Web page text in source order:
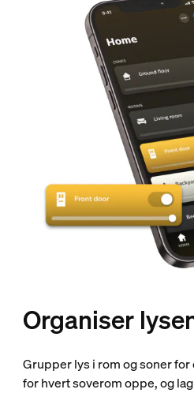
Organiser
Grupper lys i rom og soner
for hvert soverom oppe, og